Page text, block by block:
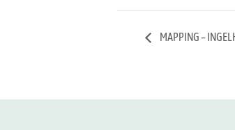
MAPPING –